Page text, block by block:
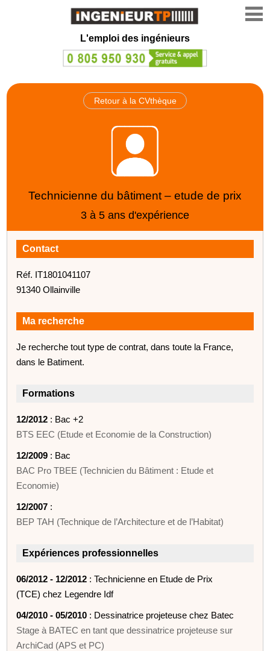
L'emploi des ingénieurs
Retour à la CVthèque
Technicienne du bâtiment – etude de prix
3 à 5 ans d'expérience
Contact
Réf. IT1801041107
91340 Ollainville
Ma recherche
Je recherche tout type de contrat, dans toute la France,
dans le Batiment.
Formations
12/2012 : Bac +2
BTS EEC (Etude et Economie de la Construction)
12/2009 : Bac
BAC Pro TBEE (Technicien du Bâtiment : Etude et
Economie)
12/2007 :
BEP TAH (Technique de l’Architecture et de l’Habitat)
Expériences professionnelles
06/2012 - 12/2012 : Technicienne en Etude de Prix
(TCE) chez Legendre Idf
04/2010 - 05/2010 : Dessinatrice projeteuse chez Batec
Stage à BATEC en tant que dessinatrice projeteuse sur
ArchiCad (APS et PC)